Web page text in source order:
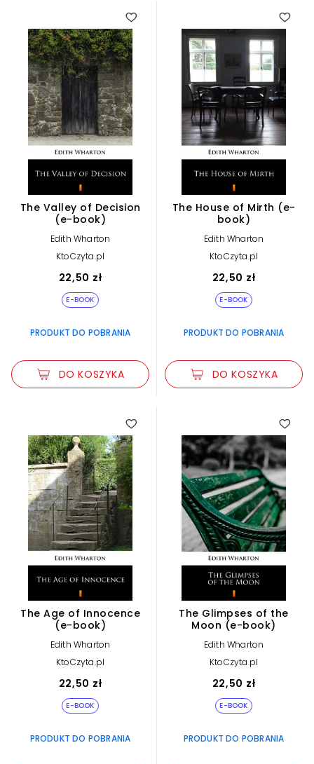
The Valley of Decision
(e-book)
Edith Wharton
KtoCzyta.pl
22,50 zł
E-BOOK
PRODUKT DO POBRANIA
DO KOSZYKA
The House of Mirth (e-
book)
Edith Wharton
KtoCzyta.pl
22,50 zł
E-BOOK
PRODUKT DO POBRANIA
DO KOSZYKA
The Age of Innocence
(e-book)
Edith Wharton
KtoCzyta.pl
22,50 zł
E-BOOK
PRODUKT DO POBRANIA
The Glimpses of the
Moon (e-book)
Edith Wharton
KtoCzyta.pl
22,50 zł
E-BOOK
PRODUKT DO POBRANIA